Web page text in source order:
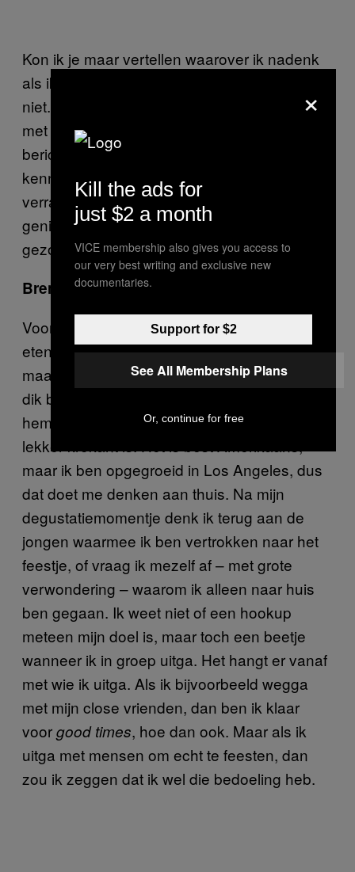
Kon ik je maar vertellen waarover ik nadenk
als ik thuiskom … ik weet het eerlijk gezegd
niet. Ik weet dat ik blij ben om daar te zitten
met mijn joint en eten. Ik neem ook de tijd om
berichtjes te zenden naar vrienden en
kennissen, antwoorden op hun stories. Soms
verras ik mezelf de dag erachter met de
genialiteit van de berichten die ik heb
gezonden.
Brenden (26), Londen
Voor mij is het vaak hetzelfde. Als ik niet al
eten heb opgepikt onderweg naar huis, dan
maak ik een snack voor mezelf. Meestal een
dik broodje, want dat is gemakkelijk. Ik maak
hem hoog met vele laagjes chips zodat het
lekker krokant is. Het is best Amerikaans,
maar ik ben opgegroeid in Los Angeles, dus
dat doet me denken aan thuis. Na mijn
degustatiemomentje denk ik terug aan de
jongen waarmee ik ben vertrokken naar het
feestje, of vraag ik mezelf af – met grote
verwondering – waarom ik alleen naar huis
ben gegaan. Ik weet niet of een hookup
meteen mijn doel is, maar toch een beetje
wanneer ik in groep uitga. Het hangt er vanaf
met wie ik uitga. Als ik bijvoorbeeld wegga
met mijn close vrienden, dan ben ik klaar
voorgood times, hoe dan ook. Maar als ik
uitga met mensen om echt te feesten, dan
zou ik zeggen dat ik wel die bedoeling heb.
×
Kill the ads for
just $2 a month
VICE membership also gives you access to
our very best writing and exclusive new
documentaries.
Support for $2
See All Membership Plans
Or, continue for free